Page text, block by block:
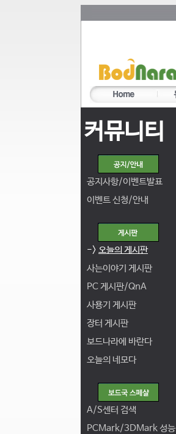
커뮤니티
공지사항/이벤트발표
이벤트 신청/안내
-> 오늘의 게시판
사는이야기 게시판
PC 게시판/QnA
사용기 게시판
장터 게시판
보드나라에 바란다
오늘의 네모다
A/S센터 검색
PCMark/3DMark 성능